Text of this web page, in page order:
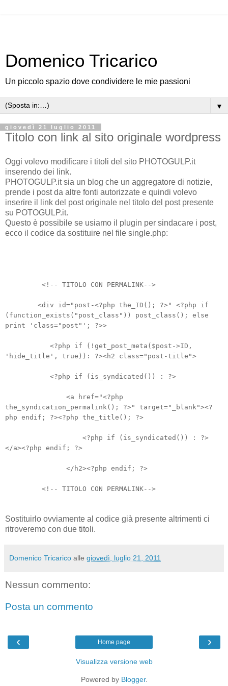
Domenico Tricarico
Un piccolo spazio dove condividere le mie passioni
▼
giovedì 21 luglio 2011
Titolo con link al sito originale wordpress
Oggi volevo modificare i titoli del sito PHOTOGULP.it
inserendo dei link.
PHOTOGULP.it sia un blog che un aggregatore di notizie,
prende i post da altre fonti autorizzate e quindi volevo
inserire il link del post originale nel titolo del post presente
su POTOGULP.it.
Questo è possibile se usiamo il plugin per sindacare i post,
ecco il codice da sostituire nel file single.php:
<!-- TITOLO CON PERMALINK-->
<div id="post-<?php the_ID(); ?>" <?php if
(function_exists("post_class")) post_class(); else
print 'class="post"'; ?>>
<?php if (!get_post_meta($post->ID,
'hide_title', true)): ?><h2 class="post-title">
<?php if (is_syndicated()) : ?>
<a href="<?php
the_syndication_permalink(); ?>" target="_blank"><?
php endif; ?><?php the_title(); ?>
<?php if (is_syndicated()) : ?>
</a><?php endif; ?>
</h2><?php endif; ?>
<!-- TITOLO CON PERMALINK-->
Sostituirlo ovviamente al codice già presente altrimenti ci
ritroveremo con due titoli.
Domenico Tricarico alle giovedì, luglio 21, 2011
Nessun commento:
Posta un commento
‹ ›
Home page
Visualizza versione web
Powered by Blogger.